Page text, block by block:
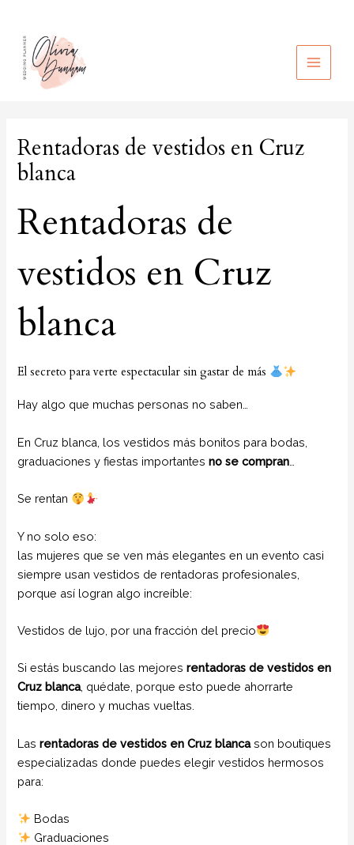
contenido
MAIN
Rentadoras de vestidos en Cruz
blanca
Rentadoras de
vestidos en Cruz
blanca
El secreto para verte espectacular sin gastar de más
Hay algo que muchas personas no saben…
En Cruz blanca, los vestidos más bonitos para bodas,
graduaciones y fiestas importantesno se compran
Se rentan
Y no solo eso:
las mujeres que se ven más elegantes en un evento casi
siempre usan vestidos de rentadoras profesionales,
porque así logran algo increíble:
Vestidos de lujo, por una fracción del precio
Si estás buscando las mejoresrentadoras de vestidos en
Cruz blanca, quédate, porque esto puede ahorrarte
tiempo, dinero y muchas vueltas.
Lasrentadoras de vestidos en Cruz blancason boutiques
especializadas donde puedes elegir vestidos hermosos
para:
Bodas
Graduaciones